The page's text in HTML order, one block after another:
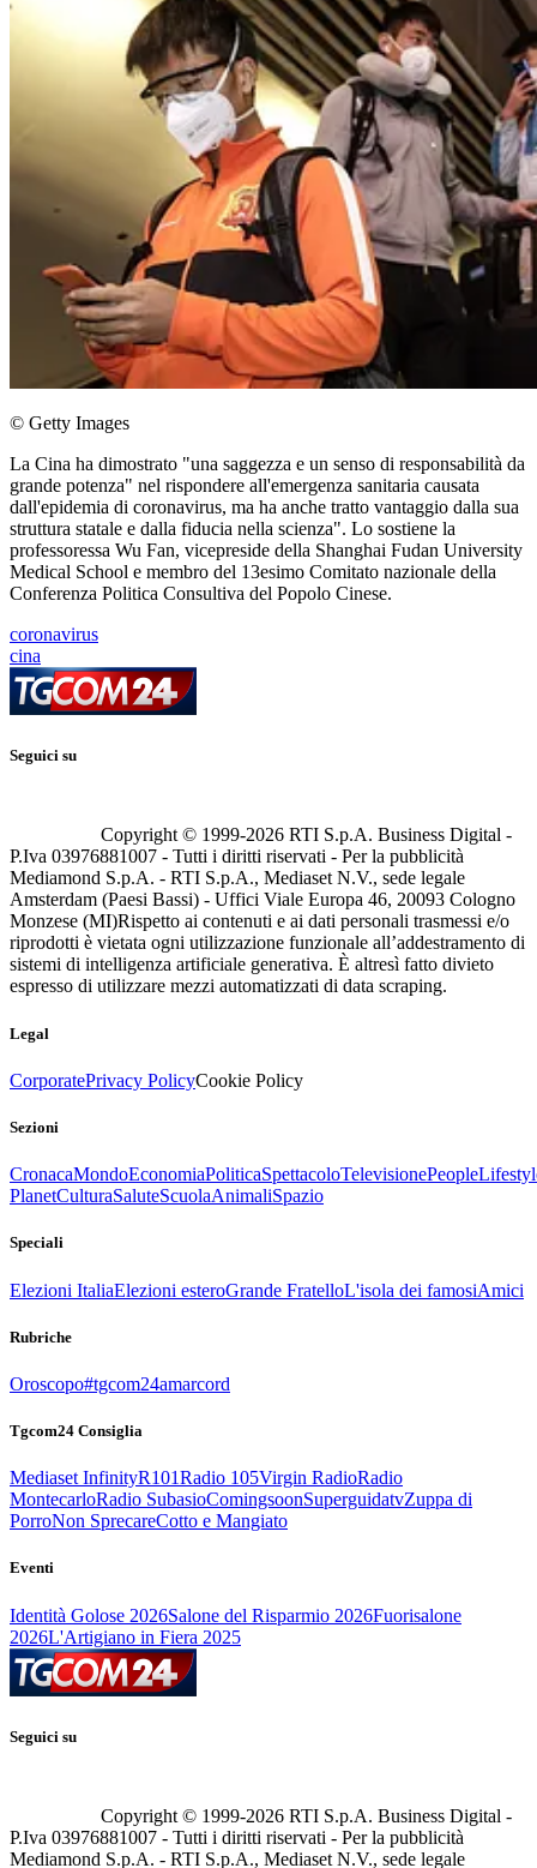
© Getty Images
La Cina ha dimostrato "una saggezza e un senso di responsabilità da
grande potenza" nel rispondere all'emergenza sanitaria causata
dall'epidemia di coronavirus, ma ha anche tratto vantaggio dalla sua
struttura statale e dalla fiducia nella scienza". Lo sostiene la
professoressa Wu Fan, vicepreside della Shanghai Fudan University
Medical School e membro del 13esimo Comitato nazionale della
Conferenza Politica Consultiva del Popolo Cinese.
coronavirus
cina
Seguici su
Copyright © 1999-2026 RTI S.p.A. Business Digital -
P.Iva 03976881007 - Tutti i diritti riservati - Per la pubblicità
Mediamond S.p.A. - RTI S.p.A., Mediaset N.V., sede legale
Amsterdam (Paesi Bassi) - Uffici Viale Europa 46, 20093 Cologno
Monzese (MI)Rispetto ai contenuti e ai dati personali trasmessi e/o
riprodotti è vietata ogni utilizzazione funzionale all’addestramento di
sistemi di intelligenza artificiale generativa. È altresì fatto divieto
espresso di utilizzare mezzi automatizzati di data scraping.
Legal
CorporatePrivacy PolicyCookie Policy
Sezioni
CronacaMondoEconomiaPoliticaSpettacoloTelevisionePeople
PlanetCulturaSaluteScuolaAnimaliSpazio
Speciali
Elezioni ItaliaElezioni esteroGrande FratelloL'isola dei famosiAmici
Rubriche
Oroscopo#tgcom24amarcord
Tgcom24 Consiglia
Mediaset InfinityR101Radio 105Virgin RadioRadio
MontecarloRadio SubasioComingsoonSuperguidatvZuppa di
PorroNon SprecareCotto e Mangiato
Eventi
Identità Golose 2026Salone del Risparmio 2026Fuorisalone
2026L'Artigiano in Fiera 2025
Seguici su
Copyright © 1999-2026 RTI S.p.A. Business Digital -
P.Iva 03976881007 - Tutti i diritti riservati - Per la pubblicità
Mediamond S.p.A. - RTI S.p.A., Mediaset N.V., sede legale